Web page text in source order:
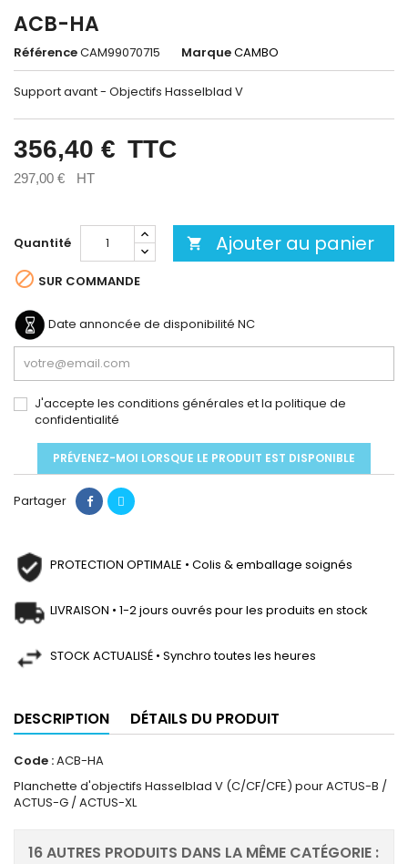
ACB-HA
RéférenceCAM99070715 MarqueCAMBO
Support avant - Objectifs Hasselblad V
356,40 € TTC
297,00 € HT
Quantité  Ajouter au panier
 SUR COMMANDE
Date annoncée de disponibilité NC
J'accepte les conditions générales et la politique de
confidentialité
PRÉVENEZ-MOI LORSQUE LE PRODUIT EST DISPONIBLE
Partager
PROTECTION OPTIMALE • Colis & emballage soignés
LIVRAISON • 1-2 jours ouvrés pour les produits en stock
STOCK ACTUALISÉ • Synchro toutes les heures
DESCRIPTION DÉTAILS DU PRODUIT
Code :ACB-HA
Planchette d'objectifs Hasselblad V (C/CF/CFE) pour ACTUS-B /
ACTUS-G / ACTUS-XL
16 AUTRES PRODUITS DANS LA MÊME CATÉGORIE :